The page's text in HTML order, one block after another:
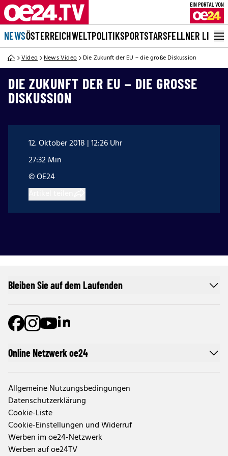
NEWSÖSTERREICHWELTPOLITIKSPORTSTARSFELLNER LIVE
Video News Video Die Zukunft der EU – die große Diskussion
DIE ZUKUNFT DER EU – DIE GROSSE D
ISKUSSION
12. Oktober 2018 | 12:26 Uhr
27:32 Min
© OE24
Online Netzwerk oe24
Allgemeine Nutzungsbedingungen
Datenschutzerklärung
Cookie-Liste
Cookie-Einstellungen und Widerruf
Werben im oe24-Netzwerk
Werben auf oe24TV
Bleiben Sie auf dem Laufenden